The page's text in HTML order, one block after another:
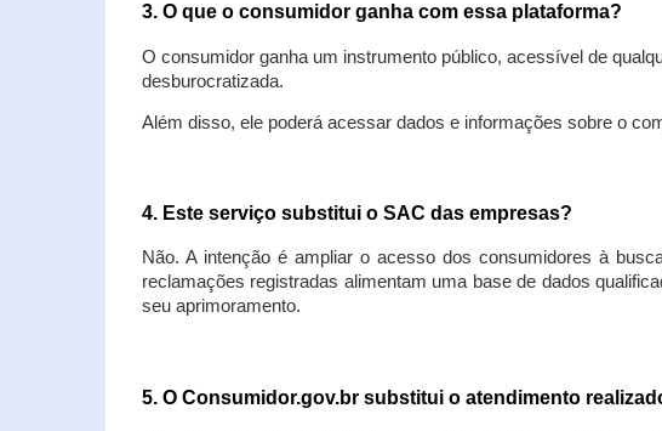
3. O que o consumidor ganha com essa plataforma?
O consumidor ganha um instrumento público, acessível de
desburocratizada.
Além disso, ele poderá acessar dados e informações sobre o
4. Este serviço substitui o SAC das empresas?
Não. A intenção é ampliar o acesso dos consumidores à
reclamações registradas alimentam uma base de dados
seu aprimoramento.
5. O Consumidor.gov.br substitui o atendimento